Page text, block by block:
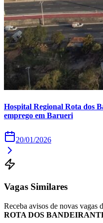
Times - Ir direto
Hospital Regional Rota dos
emprego em Barueri
20/01/2026
Vagas Similares
Receba avisos de novas vagas
ROTA DOS